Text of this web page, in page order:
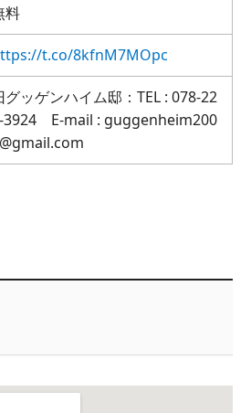
料
t.co/8kfnM7MOpc
グッゲンハイム邸：TEL : 078-22
3924 E-mail : guggenheim200